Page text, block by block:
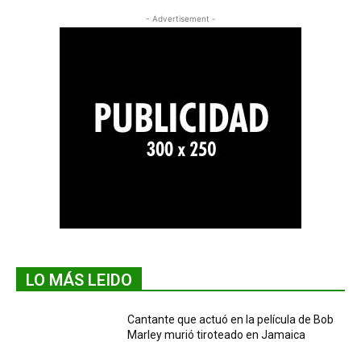
- Advertisement -
LO MÁS LEIDO
Cantante que actuó en la película de Bob
Marley murió tiroteado en Jamaica